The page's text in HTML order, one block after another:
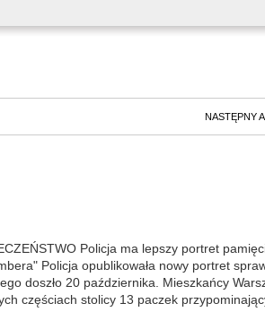
NASTĘPNY
Policja ma lepszy portret
Policja opublikowała nowy portret
doszło 20 października. Mieszkańcy
częściach stolicy 13 paczek